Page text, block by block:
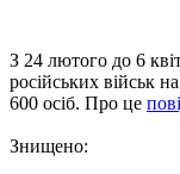
З 24 лютого до 6
російських військ
600 осіб. Про це
Знищено: